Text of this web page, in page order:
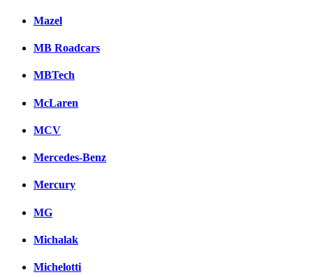
Mazel
MB Roadcars
MBTech
McLaren
MCV
Mercedes-Benz
Mercury
MG
Michalak
Michelotti